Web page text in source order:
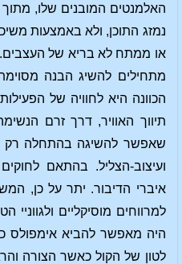
האלמנטים המובנים שלו,
נמזג התוכן, ולא באמצעות
או ממתח לא בריא של העצבים.
מתחילים להשיג הבנה
הכוונה היא לחוויה של
תיווך האוויר, דרך זרם
שאפשר להשיגה בהתחלה רק
ועיצוב-הצליל. בהתאם
איברי הדיבור. יתר על כן,
למרווחים מוסיקליים
היה מאפשר להביא אימפולס
לטון של הקול כאשר הצורה